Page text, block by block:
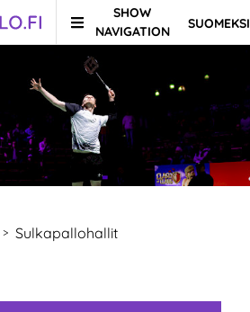
SHOW
NAVIGATION
SUOMEKSI
> Sulkapallohallit